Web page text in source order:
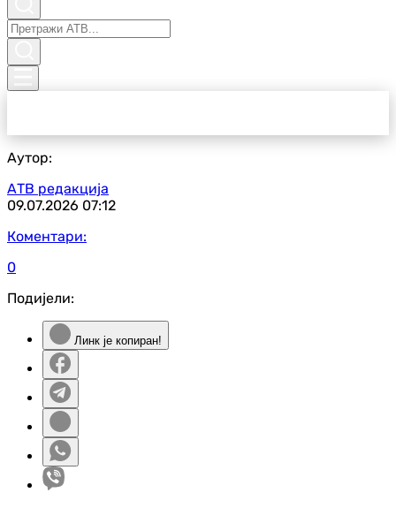
Аутор:
АТВ редакција
09.07.2026 07:12
Коментари:
0
Подијели:
Линк је копиран!